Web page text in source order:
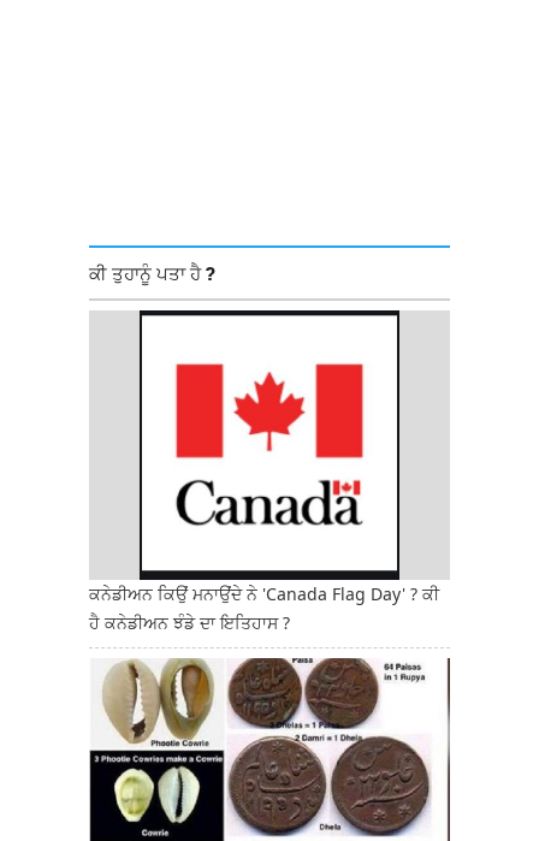
ਕੀ ਤੁਹਾਨੂੰ ਪਤਾ ਹੈ ?
ਕਨੇਡੀਅਨ ਕਿਉਂ ਮਨਾਉਂਦੇ ਨੇ 'Canada Flag Day' ? ਕੀ
ਹੈ ਕਨੇਡੀਅਨ ਝੰਡੇ ਦਾ ਇਤਿਹਾਸ ?